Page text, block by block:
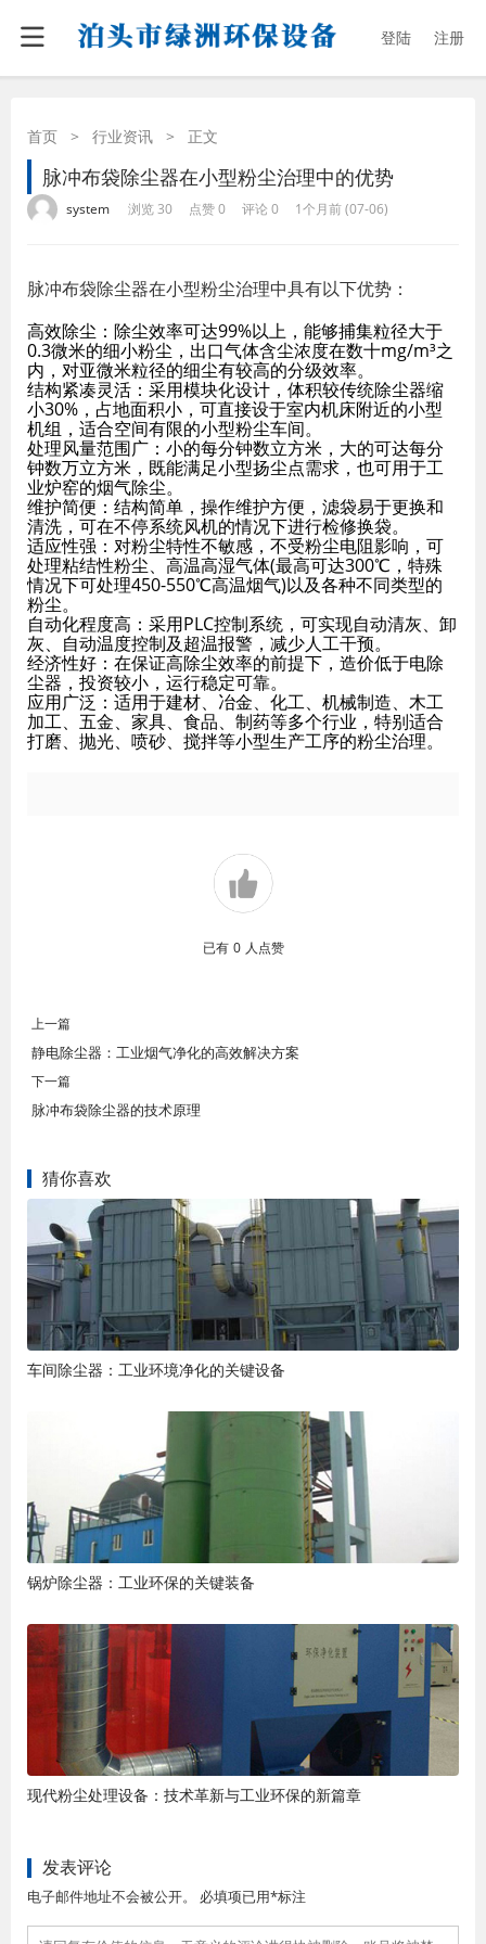
登陆 注册
首页 > 行业资讯 > 正文
脉冲布袋除尘器在小型粉尘治理中的优势
system 浏览 30 点赞 0 评论 0 1个月前 (07-06)
脉冲布袋除尘器在小型粉尘治理中具有以下优势：
高效除尘：除尘效率可达99%以上，能够捕集粒径大于
0.3微米的细小粉尘，出口气体含尘浓度在数十mg/m³之
内，对亚微米粒径的细尘有较高的分级效率。
结构紧凑灵活：采用模块化设计，体积较传统除尘器缩
小30%，占地面积小，可直接设于室内机床附近的小型
机组，适合空间有限的小型粉尘车间。
处理风量范围广：小的每分钟数立方米，大的可达每分
钟数万立方米，既能满足小型扬尘点需求，也可用于工
业炉窑的烟气除尘。
维护简便：结构简单，操作维护方便，滤袋易于更换和
清洗，可在不停系统风机的情况下进行检修换袋。
适应性强：对粉尘特性不敏感，不受粉尘电阻影响，可
处理粘结性粉尘、高温高湿气体(最高可达300℃，特殊
情况下可处理450-550℃高温烟气)以及各种不同类型的
粉尘。
自动化程度高：采用PLC控制系统，可实现自动清灰、卸
灰、自动温度控制及超温报警，减少人工干预。
经济性好：在保证高除尘效率的前提下，造价低于电除
尘器，投资较小，运行稳定可靠。
应用广泛：适用于建材、冶金、化工、机械制造、木工
加工、五金、家具、食品、制药等多个行业，特别适合
打磨、抛光、喷砂、搅拌等小型生产工序的粉尘治理。
已有 0 人点赞
上一篇
静电除尘器：工业烟气净化的高效解决方案
下一篇
脉冲布袋除尘器的技术原理
猜你喜欢
车间除尘器：工业环境净化的关键设备
锅炉除尘器：工业环保的关键装备
现代粉尘处理设备：技术革新与工业环保的新篇章
发表评论
电子邮件地址不会被公开。 必填项已用*标注